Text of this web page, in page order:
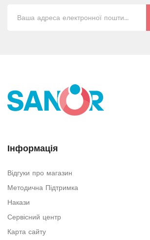
Інформація
Відгуки про магазин
Методична Підтримка
Накази
Сервісний центр
Карта сайту